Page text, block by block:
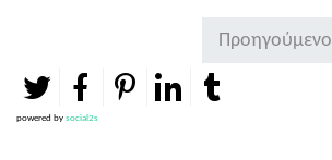
Προηγούμενο
powered by social2s